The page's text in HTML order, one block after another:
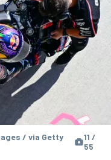
/ via Getty
11 /
55